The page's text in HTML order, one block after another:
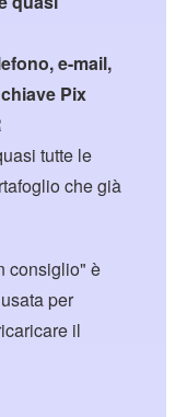
e-mail,
Pix
tutte le
che già
consiglio" è
per
il